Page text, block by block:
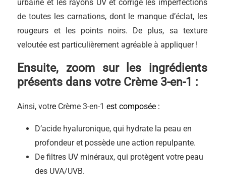
urbaine et les rayons UV et corrige les imperfections
de toutes les carnations, dont le manque d’éclat, les
rougeurs et les points noirs. De plus, sa texture
veloutée est particulièrement agréable à appliquer !
Ensuite, zoom sur les ingrédients
présents dans votre Crème 3-en-1 :
Ainsi, votre Crème 3-en-1est composée :
D’acide hyaluronique, qui hydrate la peau en
profondeur et possède une action repulpante.
De filtres UV minéraux, qui protègent votre peau
des UVA/UVB.